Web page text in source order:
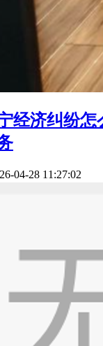
经济纠纷
04-28 11:27:02